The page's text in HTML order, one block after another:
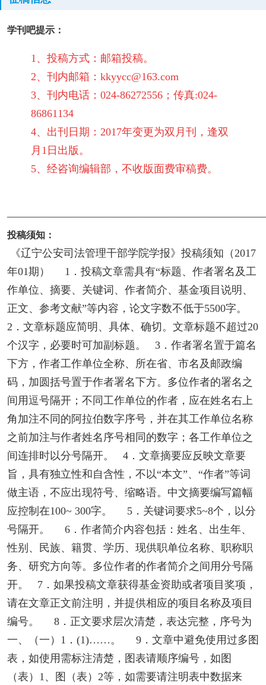
学刊吧提示：
1、投稿方式：邮箱投稿。
2、刊内邮箱：kkyycc@163.com
3、刊内电话：024-86272556；传真:024-
86861134
4、出刊日期：2017年变更为双月刊，逢双
月1日出版。
5、经咨询编辑部，不收版面费审稿费。
投稿须知：
《辽宁公安司法管理干部学院学报》投稿须知（2017
年01期） 1．投稿文章需具有“标题、作者署名及工
作单位、摘要、关键词、作者简介、基金项目说明、
正文、参考文献”等内容，论文字数不低于5500字。
2．文章标题应简明、具体、确切。文章标题不超过20
个汉字，必要时可加副标题。 3．作者署名置于篇名
下方，作者工作单位全称、所在省、市名及邮政编
码，加圆括号置于作者署名下方。多位作者的署名之
间用逗号隔开；不同工作单位的作者，应在姓名右上
角加注不同的阿拉伯数字序号，并在其工作单位名称
之前加注与作者姓名序号相同的数字；各工作单位之
间连排时以分号隔开。 4．文章摘要应反映文章要
旨，具有独立性和自含性，不以“本文”、“作者”等词
做主语，不应出现符号、缩略语。中文摘要编写篇幅
应控制在100~ 300字。 5．关键词要求5~8个，以分
号隔开。 6．作者简介内容包括：姓名、出生年、
性别、民族、籍贯、学历、现供职单位名称、职称职
务、研究方向等。多位作者的作者简介之间用分号隔
开。 7．如果投稿文章获得基金资助或者项目奖项，
请在文章正文前注明，并提供相应的项目名称及项目
编号。 8．正文要求层次清楚，表达完整，序号为
一、（一）1．(1)……。 9．文章中避免使用过多图
表，如使用需标注清楚，图表请顺序编号，如图
（表）1、图（表）2等，如需要请注明表中数据来